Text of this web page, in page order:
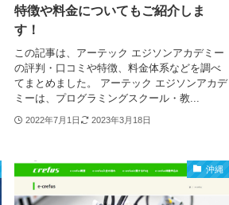
特徴や料金についてもご紹介しま
す！
この記事は、アーテック エジソンアカデミー
の評判・口コミや特徴、料金体系などを調べ
てまとめました。 アーテック エジソンアカデ
ミーは、プログラミングスクール・教...
2022年7月1日 2023年3月18日
沖縄